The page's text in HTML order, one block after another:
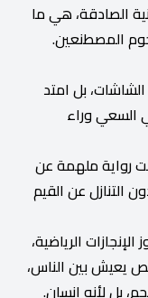
الصادقة، هي ما
المصطنعين.
بل امتد
السعي وراء
رواية ملهمة عن
التنازل عن القيم
الرياضية،
يعيش بين الناس،
بل لأنه إنسان.